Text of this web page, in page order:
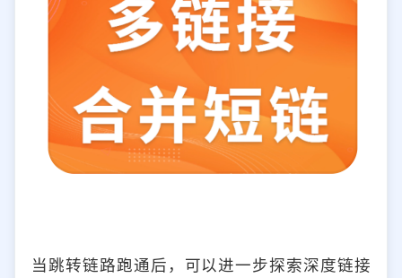
当跳转链路跑通后，可以进一步探索深度链接